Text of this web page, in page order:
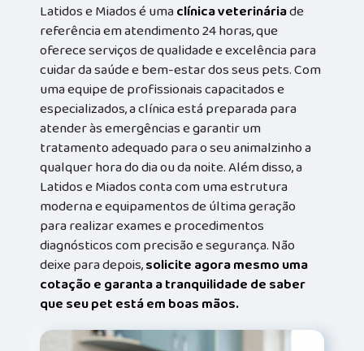
Latidos e Miados é umaclínica veterináriade
referência em atendimento 24 horas, que
oferece serviços de qualidade e excelência para
cuidar da saúde e bem-estar dos seus pets. Com
uma equipe de profissionais capacitados e
especializados, a clínica está preparada para
atender às emergências e garantir um
tratamento adequado para o seu animalzinho a
qualquer hora do dia ou da noite. Além disso, a
Latidos e Miados conta com uma estrutura
moderna e equipamentos de última geração
para realizar exames e procedimentos
diagnósticos com precisão e segurança. Não
deixe para depois,solicite agora mesmo uma
cotação e garanta a tranquilidade de saber
que seu pet está em boas mãos.